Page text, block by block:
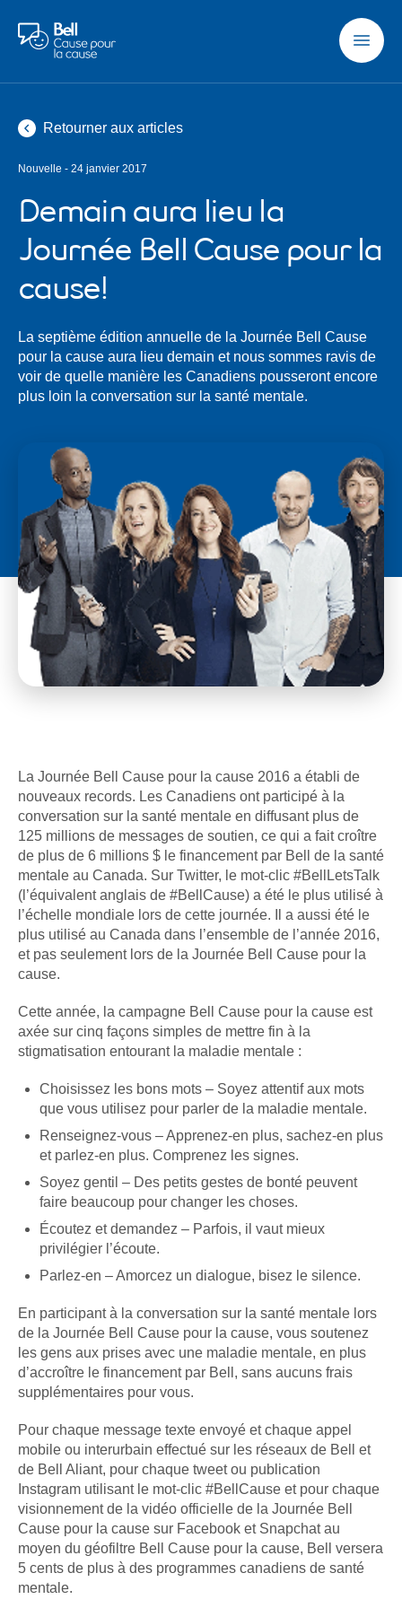
Aller au contenu principal
Retourner aux articles
Nouvelle - 24 janvier 2017
Demain aura lieu la
Journée Bell Cause pour la
cause!
La septième édition annuelle de la Journée Bell Cause
pour la cause aura lieu demain et nous sommes ravis de
voir de quelle manière les Canadiens pousseront encore
plus loin la conversation sur la santé mentale.
La Journée Bell Cause pour la cause 2016 a établi de
nouveaux records. Les Canadiens ont participé à la
conversation sur la santé mentale en diffusant plus de
125 millions de messages de soutien, ce qui a fait croître
de plus de 6 millions $ le financement par Bell de la santé
mentale au Canada. Sur Twitter, le mot-clic #BellLetsTalk
(l’équivalent anglais de #BellCause) a été le plus utilisé à
l’échelle mondiale lors de cette journée. Il a aussi été le
plus utilisé au Canada dans l’ensemble de l’année 2016,
et pas seulement lors de la Journée Bell Cause pour la
cause.
Cette année, la campagne Bell Cause pour la cause est
axée sur cinq façons simples de mettre fin à la
stigmatisation entourant la maladie mentale :
Choisissez les bons mots – Soyez attentif aux mots
que vous utilisez pour parler de la maladie mentale.
Renseignez-vous – Apprenez-en plus, sachez-en plus
et parlez-en plus. Comprenez les signes.
Soyez gentil – Des petits gestes de bonté peuvent
faire beaucoup pour changer les choses.
Écoutez et demandez – Parfois, il vaut mieux
privilégier l’écoute.
Parlez-en – Amorcez un dialogue, bisez le silence.
En participant à la conversation sur la santé mentale lors
de la Journée Bell Cause pour la cause, vous soutenez
les gens aux prises avec une maladie mentale, en plus
d’accroître le financement par Bell, sans aucuns frais
supplémentaires pour vous.
Pour chaque message texte envoyé et chaque appel
mobile ou interurbain effectué sur les réseaux de Bell et
de Bell Aliant, pour chaque tweet ou publication
Instagram utilisant le mot-clic #BellCause et pour chaque
visionnement de la vidéo officielle de la Journée Bell
Cause pour la cause sur Facebook et Snapchat au
moyen du géofiltre Bell Cause pour la cause, Bell versera
5 cents de plus à des programmes canadiens de santé
mentale.